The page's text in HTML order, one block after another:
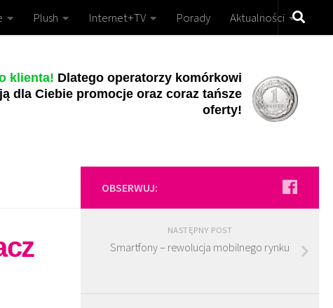
Plush Internet+TV Porady Aktualności
klienta! Dlatego operatorzy komórkowi
dla Ciebie promocje oraz coraz tańsze
oferty!
OBSERWUJ:
NASTĘPNY POST
Smartfony – rewolucja mobilnego rynku